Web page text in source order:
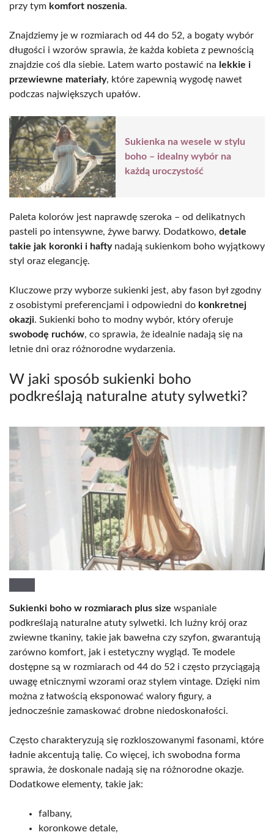
przy tym komfort noszenia.
Znajdziemy je w rozmiarach od 44 do 52, a bogaty wybór
długości i wzorów sprawia, że każda kobieta z pewnością
znajdzie coś dla siebie. Latem warto postawić na lekkie i
przewiewne materiały, które zapewnią wygodę nawet
podczas największych upałów.
Sukienka na wesele w stylu
boho – idealny wybór na
każdą uroczystość
Paleta kolorów jest naprawdę szeroka – od delikatnych
pasteli po intensywne, żywe barwy. Dodatkowo, detale
takie jak koronki i haftynadają sukienkom boho wyjątkowy
styl oraz elegancję.
Kluczowe przy wyborze sukienki jest, aby fason był zgodny
z osobistymi preferencjami i odpowiedni do konkretnej
okazji. Sukienki boho to modny wybór, który oferuje
swobodę ruchów, co sprawia, że idealnie nadają się na
letnie dni oraz różnorodne wydarzenia.
W jaki sposób sukienki boho
podkreślają naturalne atuty sylwetki?
Sukienki boho w rozmiarach plus size wspaniale
podkreślają naturalne atuty sylwetki. Ich luźny krój oraz
zwiewne tkaniny, takie jak bawełna czy szyfon, gwarantują
zarówno komfort, jak i estetyczny wygląd. Te modele
dostępne są w rozmiarach od 44 do 52 i często przyciągają
uwagę etnicznymi wzorami oraz stylem vintage. Dzięki nim
można z łatwością eksponować walory figury, a
jednocześnie zamaskować drobne niedoskonałości.
Często charakteryzują się rozkloszowanymi fasonami, które
ładnie akcentują talię. Co więcej, ich swobodna forma
sprawia, że doskonale nadają się na różnorodne okazje.
Dodatkowe elementy, takie jak:
falbany,
koronkowe detale,